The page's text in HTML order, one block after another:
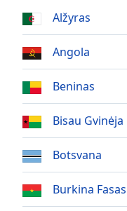
0:00
Duration
-:-
Loaded:
0.00%
Stream
Seek to
live,
currently
behind
LIVE
Remaining
Time-
Alžyras
Angola
Beninas
Bisau Gvinėja
Botsvana
Burkina Fasas